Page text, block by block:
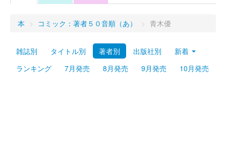
Myシェルフ
プレミアム
本 > コミック：著者５０音順（あ） > 青木優
雑誌別 タイトル別 著者別 出版社別
新着
ランキング
7月発売 8月発売 9月発売 10月発売